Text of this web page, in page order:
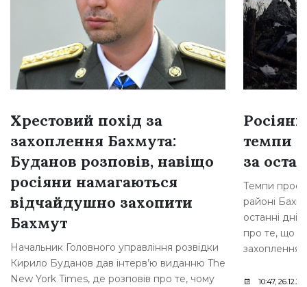
Хрестовий похід за
захоплення Бахмута:
Буданов розповів, навіщо
росіяни намагаються
відчайдушно захопити
Бахмут
Начальник Головного управління розвідки
Кирило Буданов дав інтерв’ю виданню The
New York Times, де розповів про те, чому
темпи
за
Темпи
районі
останні
про те, що
захоплення
10:47,